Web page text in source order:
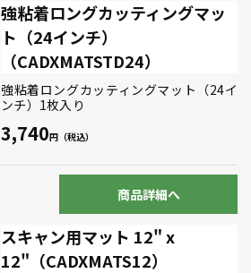
強粘着ロングカッティングマッ
ト（24インチ）
（CADXMATSTD24）
強粘着ロングカッティングマット（24イ
ンチ）1枚入り
3,740
商品詳細へ
スキャン用マット 12" x
12"（CADXMATS12）